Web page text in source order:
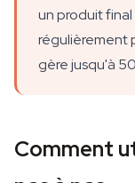
un produit
régulièrement
gère jusqu'à
Comment